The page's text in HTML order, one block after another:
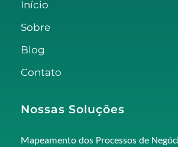
Início
Sobre
Blog
Contato
Nossas Soluções
Mapeamento dos Processos de